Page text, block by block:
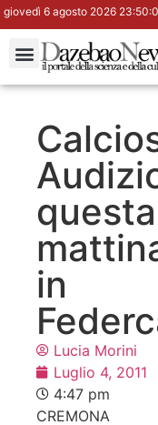
giovedì 6 agosto 2026
questa
in
Lucia Morini
Luglio 4, 2011
4:47 pm